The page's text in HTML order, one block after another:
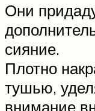
Они
сияние.
Плотно
тушью,
внимание